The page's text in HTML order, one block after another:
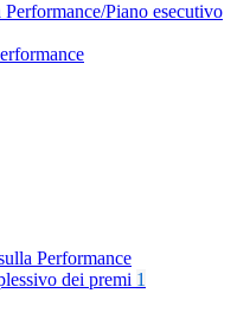
Performance/Piano esecutivo
Performance
dei premi 1